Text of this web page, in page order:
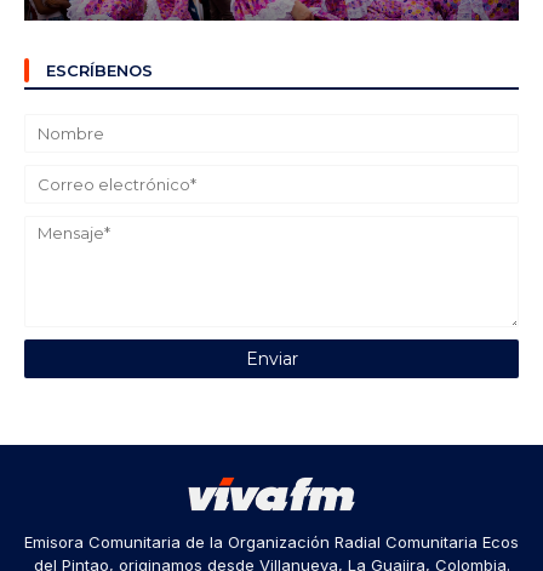
ESCRÍBENOS
Emisora Comunitaria de la Organización Radial Comunitaria Ecos
del Pintao, originamos desde Villanueva, La Guajira, Colombia.